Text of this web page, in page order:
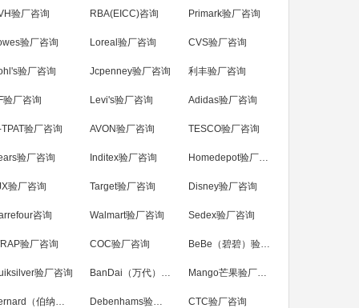
验厂咨询 RBA(EICC)咨询 Primark验厂咨询
验厂咨询 Loreal验厂咨询 CVS验厂咨询
验厂咨询 Jcpenney验厂咨询 利丰验厂咨询
验厂咨询 Levi's验厂咨询 Adidas验厂咨询
验厂咨询 AVON验厂咨询 TESCO验厂咨询
验厂咨询 Inditex验厂咨询 Homedepot验厂咨询
验厂咨询 Target验厂咨询 Disney验厂咨询
咨询 Walmart验厂咨询 Sedex验厂咨询
验厂咨询 COC验厂咨询 BeBe（碧碧）验厂咨询
验厂咨询 BanDai（万代）验厂咨询 Mango芒果验厂咨询
Bernard（伯纳德）验厂咨询 Debenhams验厂咨询 CTC验厂咨询